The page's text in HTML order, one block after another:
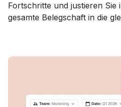
Fortschritte und justieren Sie
gesamte Belegschaft in die